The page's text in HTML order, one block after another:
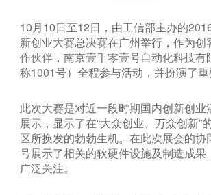
10月10日至12日，由工信部主办的
新创业大赛总决赛在广州举行，作为创
作伙伴，南京壹千零壹号自动化科技有
称1001号）全程参与活动，并扮演了重
此次大赛是对近一段时期国内创新创业
展示，显示了在“大众创业、万众创新”
区所换发的勃勃生机。在此次展会的协
号展示了相关的软硬件设施及制造成果
广泛关注。